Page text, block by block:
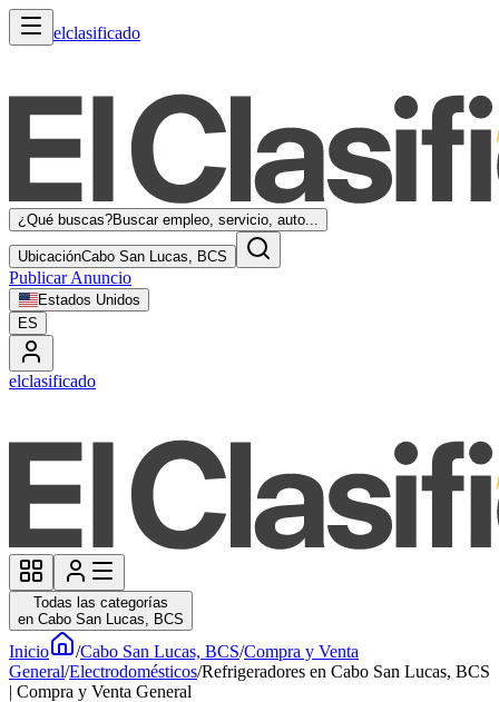
elclasificado
¿Qué buscas?Buscar empleo, servicio, auto...
UbicaciónCabo San Lucas, BCS
Publicar Anuncio
Estados Unidos
ES
elclasificado
Todas las categorías
en Cabo San Lucas, BCS
Inicio /Cabo San Lucas, BCS/Compra y Venta
General/Electrodomésticos/Refrigeradores en Cabo San Lucas, BCS
| Compra y Venta General